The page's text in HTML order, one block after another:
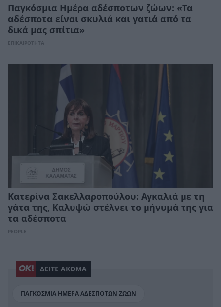
Παγκόσμια Ημέρα αδέσποτων ζώων: «Τα
αδέσποτα είναι σκυλιά και γατιά από τα
δικά μας σπίτια»
ΕΠΙΚΑΙΡΟΤΗΤΑ
Κατερίνα Σακελλαροπούλου: Αγκαλιά με τη
γάτα της, Καλυψώ στέλνει το μήνυμά της για
τα αδέσποτα
PEOPLE
ΔΕΙΤΕ ΑΚΟΜΑ
ΠΑΓΚΟΣΜΙΑ ΗΜΕΡΑ ΑΔΕΣΠΟΤΩΝ ΖΩΩΝ